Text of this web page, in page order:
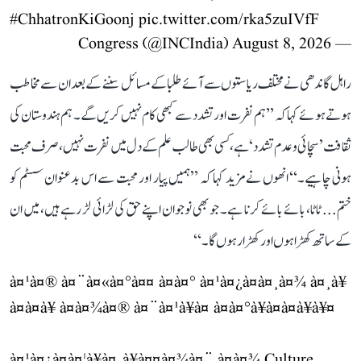
#ChhatronKiGoonj pic.twitter.com/rka5zuIVfF
— Congress (@INCIndia)
August 8, 2026
راہل گاندھی نے مختلف ریاستوں سے آئے طلبا کے مسائل سننے کے بعد ان سے مخاطب
ہوتے ہوئے کہا کہ ’’ہم نفرت اور تشدد سے کبھی کام نہیں کریں گے۔ ہم ہندوستان کی
ثقافت ’سچائی و عدم تشدد‘ ہے، کسی بھی طالب علم کے دل میں نفرت نہیں، صرف محبت
ہونی چاہیے۔‘‘ انھوں نے مزید کہا کہ ’’ہمیں پیار اور محبت سے اس بدعنوان سسٹم کو
ختم... ٹاٹا، بائے بائے کرنا ہے۔ جو بھی نوجوان اپنے حق کی لڑائی لڑ رہے ہیں، میں ان
کے ساتھ کھڑا ہوں اور کھڑا رہوں گا۔‘‘
à¤¹à¤® à¤¨à¤«à¤°à¤¤ à¤à¤° à¤¹à¤¿à¤à¤¸à¤¾ à¤¸à¥
à¤à¤­à¥ à¤à¤¾à¤® à¤¨à¤¹à¥à¤ à¤à¤°à¥à¤à¤à¥à¥¤